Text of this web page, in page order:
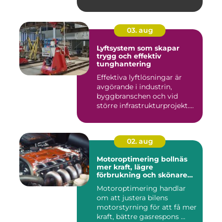
03. aug
Lyftsystem som skapar
trygg och effektiv
tunghantering
Effektiva lyftlösningar är
avgörande i industrin,
byggbranschen och vid
större infrastrukturprojekt....
02. aug
Motoroptimering bollnäs
mer kraft, lägre
förbrukning och skönare
Motoroptimering handlar
om att justera bilens
motorstyrning för att få mer
kraft, bättre gasrespons ...